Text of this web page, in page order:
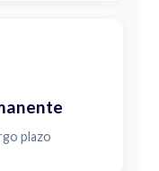
plazo